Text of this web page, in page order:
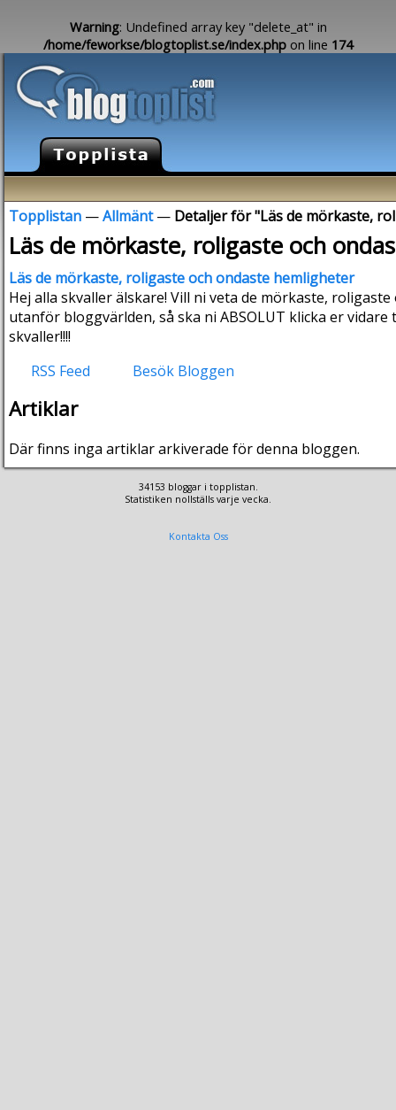
Warning: Undefined array key "delete_at" in
/home/feworkse/blogtoplist.se/index.php on line 174
Topplistan —Allmänt— Detaljer för "Läs de mörkaste,
Läs de mörkaste, roligaste och
Läs de mörkaste, roligaste och ondaste hemligheter
Hej alla skvaller älskare! Vill ni veta de mörkaste,
utanför bloggvärlden, så ska ni ABSOLUT klicka er
skvaller!!!!
RSS Feed
Besök Bloggen
Artiklar
Där finns inga artiklar arkiverade för denna bloggen.
34153 bloggar i topplistan.
Statistiken nollställs varje vecka.
Kontakta Oss